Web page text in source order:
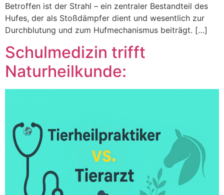
Betroffen ist der Strahl – ein zentraler Bestandteil des
Hufes, der als Stoßdämpfer dient und wesentlich zur
Durchblutung und zum Hufmechanismus beiträgt. […]
Schulmedizin trifft
Naturheilkunde: